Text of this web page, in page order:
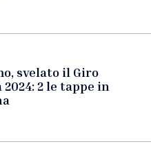
svelato il Giro
2024: 2 le tappe in